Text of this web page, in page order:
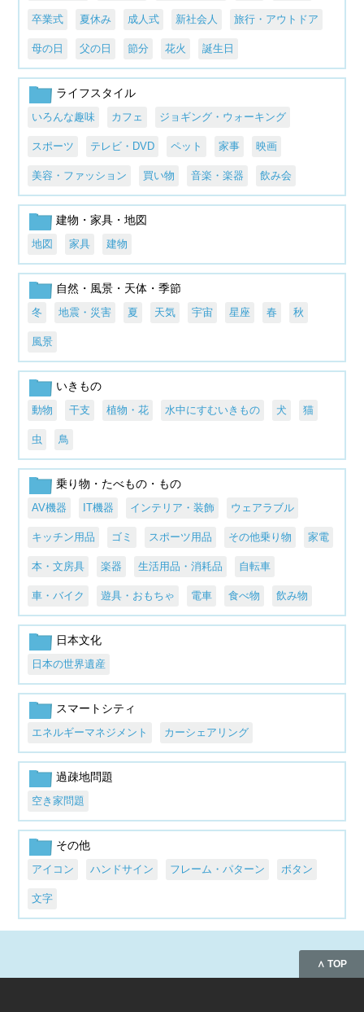
卒業式 夏休み 成人式 新社会人 旅行・アウトドア
母の日 父の日 節分 花火 誕生日
ライフスタイル
いろんな趣味 カフェ ジョギング・ウォーキング
スポーツ テレビ・DVD ペット 家事 映画
美容・ファッション 買い物 音楽・楽器 飲み会
建物・家具・地図
地図 家具 建物
自然・風景・天体・季節
冬 地震・災害 夏 天気 宇宙 星座 春 秋
風景
いきもの
動物 干支 植物・花 水中にすむいきもの 犬 猫
虫 鳥
乗り物・たべもの・もの
AV機器 IT機器 インテリア・装飾 ウェアラブル
キッチン用品 ゴミ スポーツ用品 その他乗り物 家電
本・文房具 楽器 生活用品・消耗品 自転車
車・バイク 遊具・おもちゃ 電車 食べ物 飲み物
日本文化
日本の世界遺産
スマートシティ
エネルギーマネジメント カーシェアリング
過疎地問題
空き家問題
その他
アイコン ハンドサイン フレーム・パターン ボタン
文字
∧ TOP